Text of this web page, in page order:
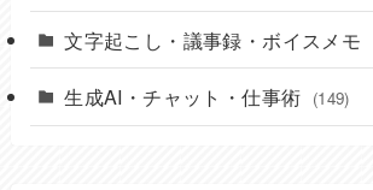
(22)
(17)
文字起こし・議事録・ボイスメモ
(9)
生成AI・チャット・仕事術 (149)